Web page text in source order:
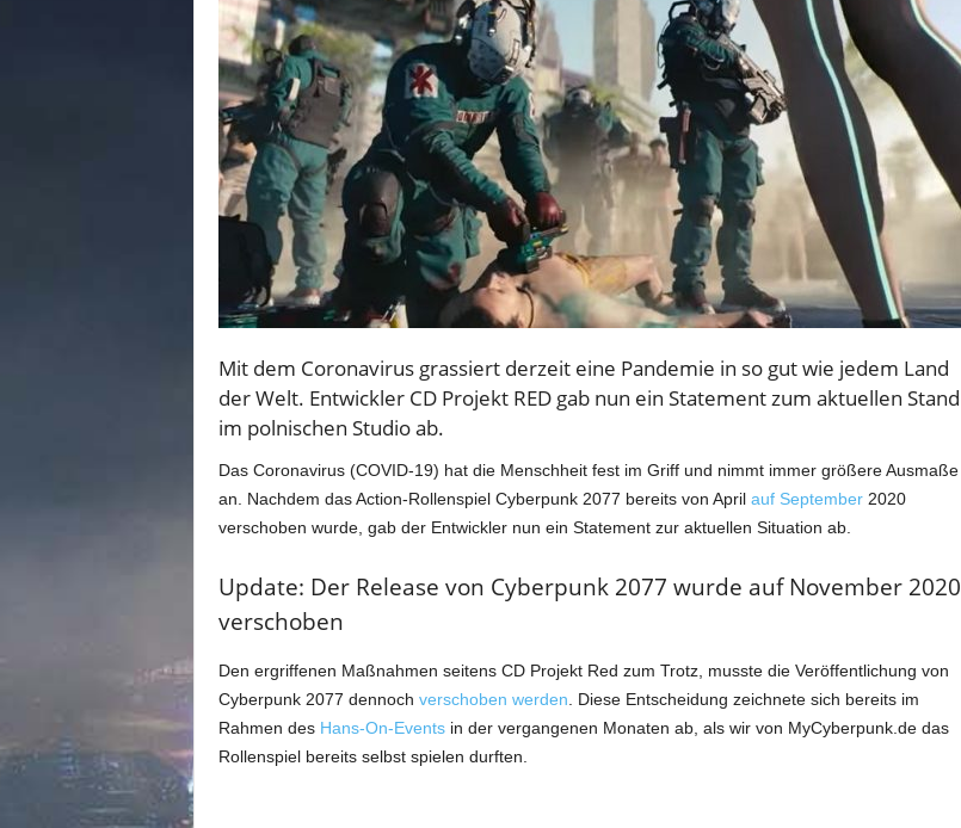
y
b
e
Mit dem Coronavirus grassiert derzeit eine Pandemie in so gut wie jedem Land
der Welt. Entwickler CD Projekt RED gab nun ein Statement zum aktuellen Stand
im polnischen Studio ab.
Das Coronavirus (COVID-19) hat die Menschheit fest im Griff und nimmt immer größere Ausmaße
an. Nachdem das Action-Rollenspiel Cyberpunk 2077 bereits von April auf September2020
verschoben wurde, gab der Entwickler nun ein Statement zur aktuellen Situation ab.
Update: Der Release von Cyberpunk 2077 wurde auf November 2020
verschoben
Den ergriffenen Maßnahmen seitens CD Projekt Red zum Trotz, musste die Veröffentlichung von
Cyberpunk 2077 dennoch verschoben werden . Diese Entscheidung zeichnete sich bereits im
Rahmen des Hans-On-Eventsin der vergangenen Monaten ab, als wir von MyCyberpunk.de das
Rollenspiel bereits selbst spielen durften.